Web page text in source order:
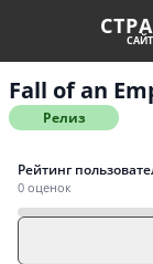
Fall of an
Релиз
Рейтинг
0 оценок